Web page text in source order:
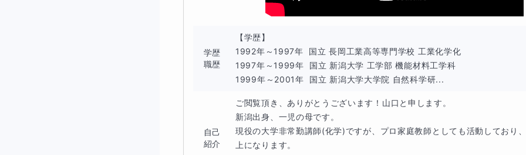
・ゲームにはまり、一日中ゲームのみ
勉強面での遅れと、生活リズムの乱れがあり、かつ思春期で難しい時期である
ても暴力をふるわれる、という事例です。ご家庭内での解決が難しく、ご両親
ました。多くの場合、この事例のように「複数の問題点」を含んでおり、総合
学歴
職歴
【学歴】
1992年～1997年  国立 長岡工業高等専門学校 工業化学化
1997年～1999年  国立 新潟大学 工学部 機能材料工学科
1999年～2001年  国立 新潟大学大学院 自然科学研...
自己
紹介
ご閲覧頂き、ありがとうございます！山口と申します。
新潟出身、一児の母です。
現役の大学非常勤講師(化学)ですが、プロ家庭教師としても活動しており
上になります。